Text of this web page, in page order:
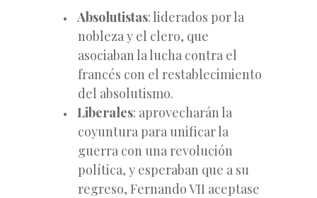
Absolutistas: liderados por la
nobleza y el clero, que
asociaban la lucha contra el
francés con el restablecimiento
del absolutismo.
Liberales: aprovecharán la
coyuntura para unificar la
guerra con una revolución
política, y esperaban que a su
regreso, Fernando VII aceptase